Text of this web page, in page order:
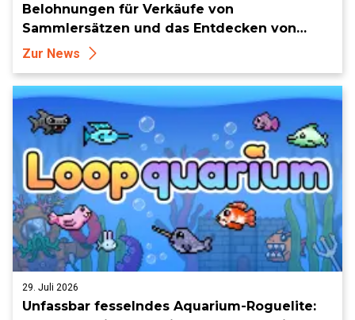
Belohnungen für Verkäufe von
Sammlersätzen und das Entdecken von
Sammlerstücken, in Telegramm-Missionen
Zur News
29. Juli 2026
Unfassbar fesselndes Aquarium-Roguelite: